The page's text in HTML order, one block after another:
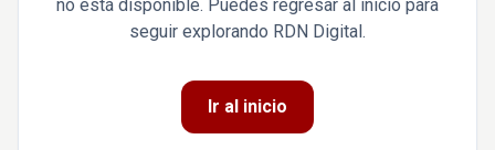
no está disponible. Puedes regresar al inicio para
seguir explorando RDN Digital.
Ir al inicio